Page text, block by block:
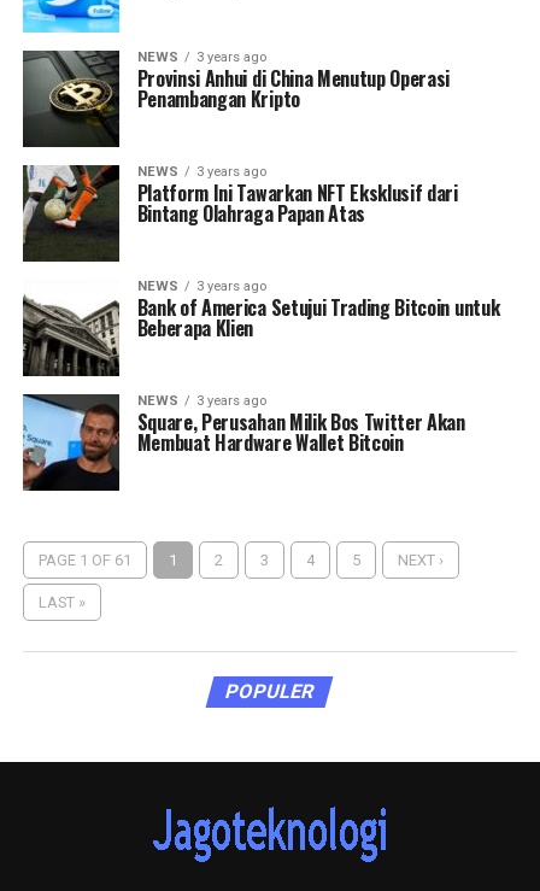
NEWS 3 years ago
Provinsi Anhui di China Menutup Operasi
Penambangan Kripto
NEWS 3 years ago
Platform Ini Tawarkan NFT Eksklusif dari
Bintang Olahraga Papan Atas
NEWS 3 years ago
Bank of America Setujui Trading Bitcoin untuk
Beberapa Klien
NEWS 3 years ago
Square, Perusahan Milik Bos Twitter Akan
Membuat Hardware Wallet Bitcoin
PAGE 1 OF 61 1 2 3 4 5 NEXT ›
LAST »
POPULER